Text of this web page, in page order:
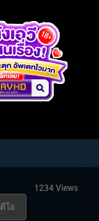
1234 Views
โอ